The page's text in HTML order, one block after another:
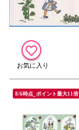
8/6時点_ポイント最大11倍